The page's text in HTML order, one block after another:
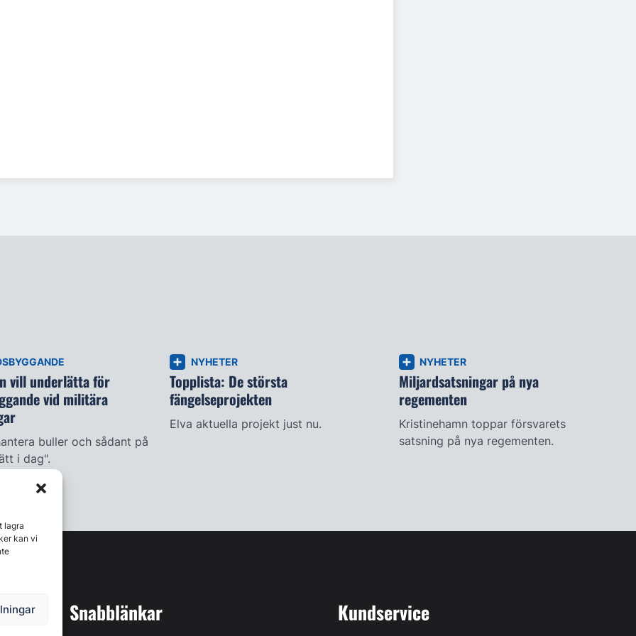
lagra
kan vi
vill underlätta för
vid militära
buller och sådant på
i dag".
NYHETER
Topplista: De största
fängelseprojekten
Elva aktuella projekt just nu.
NYHETER
Miljardsatsningar på nya
regementen
Kristinehamn toppar försvarets
satsning på nya regementen.
Snabblänkar Kundservice